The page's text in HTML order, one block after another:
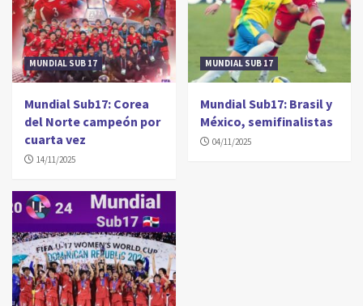
MUNDIAL SUB 17
Mundial Sub17: Corea
del Norte campeón por
cuarta vez
14/11/2025
MUNDIAL SUB 17
Mundial Sub17: Brasil y
México, semifinalistas
04/11/2025